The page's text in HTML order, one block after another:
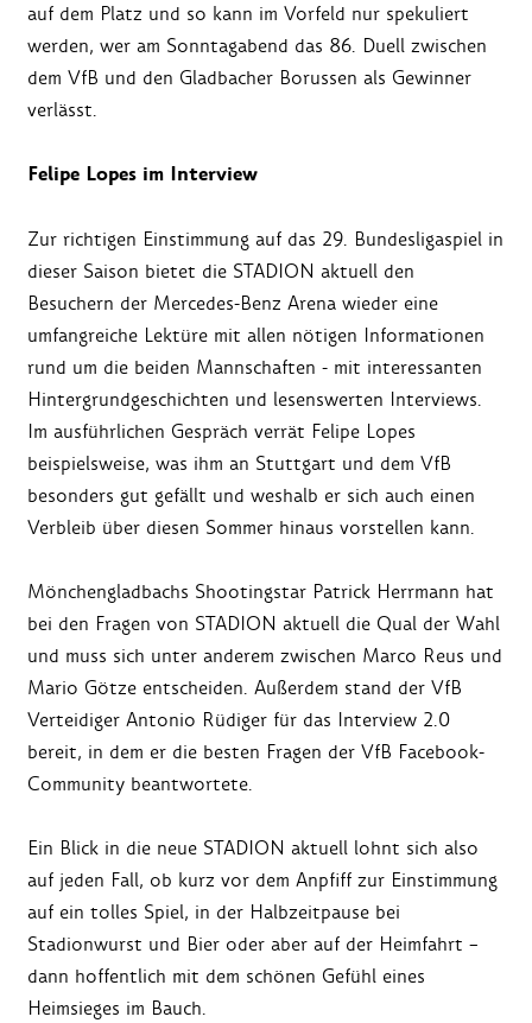
auf dem Platz und so kann im Vorfeld nur spekuliert
werden, wer am Sonntagabend das 86. Duell zwischen
dem VfB und den Gladbacher Borussen als Gewinner
verlässt.
Felipe Lopes im Interview
Zur richtigen Einstimmung auf das 29. Bundesligaspiel in
dieser Saison bietet die STADION aktuell den
Besuchern der Mercedes-Benz Arena wieder eine
umfangreiche Lektüre mit allen nötigen Informationen
rund um die beiden Mannschaften - mit interessanten
Hintergrundgeschichten und lesenswerten Interviews.
Im ausführlichen Gespräch verrät Felipe Lopes
beispielsweise, was ihm an Stuttgart und dem VfB
besonders gut gefällt und weshalb er sich auch einen
Verbleib über diesen Sommer hinaus vorstellen kann.
Mönchengladbachs Shootingstar Patrick Herrmann hat
bei den Fragen von STADION aktuell die Qual der Wahl
und muss sich unter anderem zwischen Marco Reus und
Mario Götze entscheiden. Außerdem stand der VfB
Verteidiger Antonio Rüdiger für das Interview 2.0
bereit, in dem er die besten Fragen der VfB Facebook-
Community beantwortete.
Ein Blick in die neue STADION aktuell lohnt sich also
auf jeden Fall, ob kurz vor dem Anpfiff zur Einstimmung
auf ein tolles Spiel, in der Halbzeitpause bei
Stadionwurst und Bier oder aber auf der Heimfahrt –
dann hoffentlich mit dem schönen Gefühl eines
Heimsieges im Bauch.